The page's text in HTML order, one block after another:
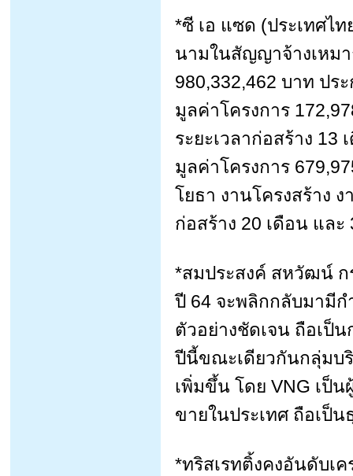
*ซี เอ แซด (ประเทศไ
นามในสัญญาจ้างเหมา
980,332,462 บาท ปร
มูลค่าโครงการ
ระยะเวลาก่อสร้าง 13
มูลค่าโครงการ
โยธา งานโครงสร้าง
ก่อสร้าง 20 เดือน และ
*สมประสงค์ สหวัฒน์ ก
ปี 64 จะพลิกกลับมามีก
ตัวอย่างชัดเจน ถือเป็
ปีนี้ขณะเดียวกันกลุ่มบ
เพิ่มขึ้น โดย VNG เป็น
ขายในประเทศ ถือเป็
*ทริสเรทติ้งคงอันดับเ